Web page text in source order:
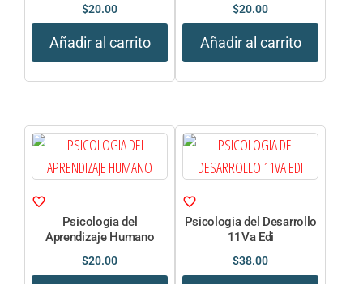
$20.00
Añadir al carrito
$20.00
Añadir al carrito
Psicologia del
Aprendizaje Humano
$20.00
Psicologia del Desarrollo
11Va Edi
$38.00